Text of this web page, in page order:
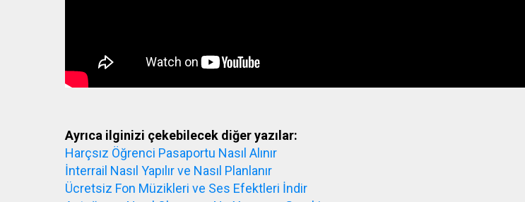
Ayrıca ilginizi çekebilecek diğer yazılar:
Harçsız Öğrenci Pasaportu Nasıl Alınır
İnterrail Nasıl Yapılır ve Nasıl Planlanır
Ücretsiz Fon Müzikleri ve Ses Efektleri İndir